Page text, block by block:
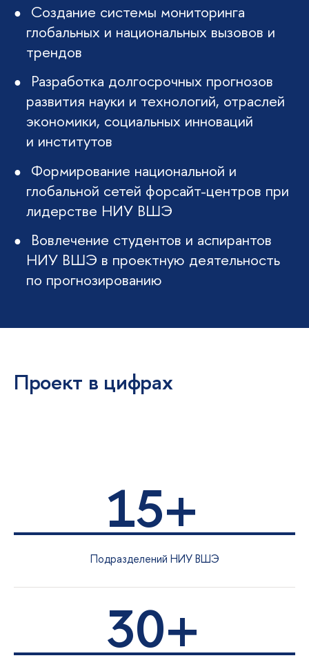
Создание системы мониторинга
лобальных и национальных вызовов и
трендо
Разработка долгосрочных прогнозо
развития науки и технологий, отраслей
экономики, социальных инноваций
и институто
Формирование национальной и
лобальной сетей форсайт-центров при
лидерстве НИУ ВШЭ
овлечение студентов и аспиранто
НИУ ВШЭ в проектную деятельность
по прогнозированию
Проект в цифрах
15+
Подразделений НИУ ВШЭ
30+